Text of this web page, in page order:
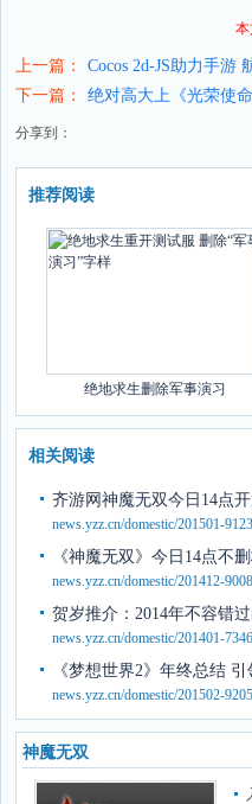
上一篇：
Cocos 2d-JS助力手游
下一篇：
绝对高大上《光荣使
分享到：
推荐阅读
绝地求生删除军事演习
相关阅读
齐游网神魔无双今日14点
news.yzz.cn/domestic/201501-
《神魔无双》今日14点不
news.yzz.cn/domestic/201412-
贺岁推介：2014年不容错
news.yzz.cn/domestic/201401-
《梦想世界2》年终总结
news.yzz.cn/domestic/201502-
神魔无双